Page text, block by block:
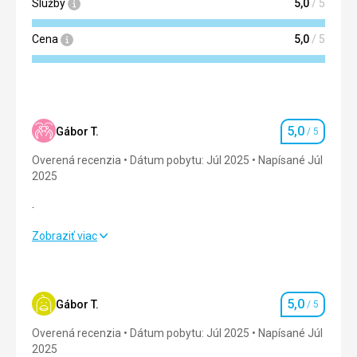
Služby 5,0 / 5
Cena 5,0 / 5
Gábor T. Hodnotenie
5,0 / 5
Overená recenzia Dátum pobytu: Júl 2025
Napísané Júl
2025
.
Ubytovanie 5,0/ 5
Okolie 5,0 / 5
Zobraziť viac
Gábor T. Hodnotenie
5,0 / 5
Overená recenzia Dátum pobytu: Júl 2025
Napísané Júl
2025